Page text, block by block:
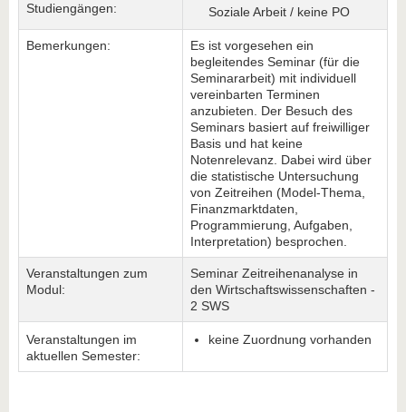
Studiengängen:
Soziale Arbeit / keine PO
Bemerkungen:
Es ist vorgesehen ein
begleitendes Seminar (für die
Seminararbeit) mit individuell
vereinbarten Terminen
anzubieten. Der Besuch des
Seminars basiert auf freiwilliger
Basis und hat keine
Notenrelevanz. Dabei wird über
die statistische Untersuchung
von Zeitreihen (Model-Thema,
Finanzmarktdaten,
Programmierung, Aufgaben,
Interpretation) besprochen.
Veranstaltungen zum
Modul:
Seminar Zeitreihenanalyse in
den Wirtschaftswissenschaften -
2 SWS
Veranstaltungen im
aktuellen Semester:
keine Zuordnung vorhanden